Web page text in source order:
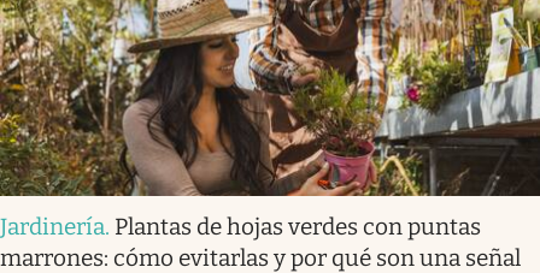
Jardinería. Plantas de hojas verdes con puntas
marrones: cómo evitarlas y por qué son una señal